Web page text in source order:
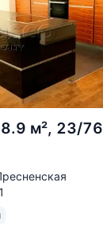
м², 23/76